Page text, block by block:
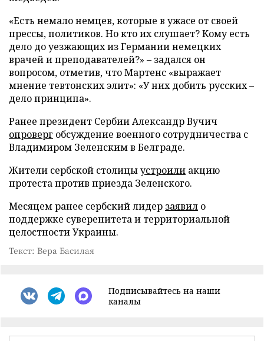
«Есть немало немцев, которые в ужасе от своей
прессы, политиков. Но кто их слушает? Кому есть
дело до уезжающих из Германии немецких
врачей и преподавателей?» – задался он
вопросом, отметив, что Мартенс «выражает
мнение тевтонских элит»: «У них добить русских –
дело принципа».
Ранее президент Сербии Александр Вучич
опроверг обсуждение военного сотрудничества с
Владимиром Зеленским в Белграде.
Жители сербской столицыустроили акцию
протеста против приезда Зеленского.
Месяцем ранее сербский лидер заявил о
поддержке суверенитета и территориальной
целостности Украины.
Текст: Вера Басилая
Подписывайтесь на наши
каналы